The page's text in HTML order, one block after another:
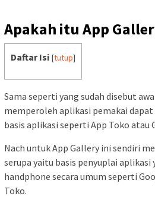
Apakah itu App
Daftar Isi [tutup]
Sama seperti yang sudah disebut
memperoleh aplikasi pemakai
basis aplikasi seperti App Toko atau
Nach untuk App Gallery ini sendiri
serupa yaitu basis penyuplai aplikasi
handphone secara umum seperti
Toko.